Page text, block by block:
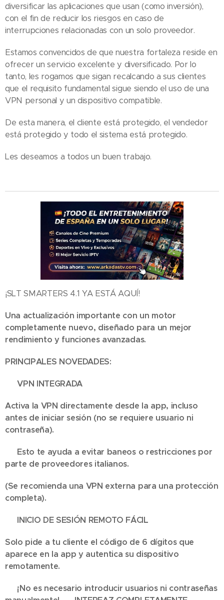
diversificar las aplicaciones que usan (como inversión),
con el fin de reducir los riesgos en caso de
interrupciones relacionadas con un solo proveedor.
Estamos convencidos de que nuestra fortaleza reside en
ofrecer un servicio excelente y diversificado. Por lo
tanto, les rogamos que sigan recalcando a sus clientes
que el requisito fundamental sigue siendo el uso de una
VPN personal y un dispositivo compatible.
De esta manera, el cliente está protegido, el vendedor
está protegido y todo el sistema está protegido.
Les deseamos a todos un buen trabajo.
¡SLT SMARTERS 4.1 YA ESTÁ AQUÍ!
Una actualización importante con un motor
completamente nuevo, diseñado para un mejor
rendimiento y funciones avanzadas.
PRINCIPALES NOVEDADES:
🔒 VPN INTEGRADA
Activa la VPN directamente desde la app, incluso
antes de iniciar sesión (no se requiere usuario ni
contraseña).
➡️ Esto te ayuda a evitar baneos o restricciones por
parte de proveedores italianos.
(Se recomienda una VPN externa para una protección
completa).
📺 INICIO DE SESIÓN REMOTO FÁCIL
Solo pide a tu cliente el código de 6 dígitos que
aparece en la app y autentica su dispositivo
remotamente.
✅ ¡No es necesario introducir usuarios ni contraseñas